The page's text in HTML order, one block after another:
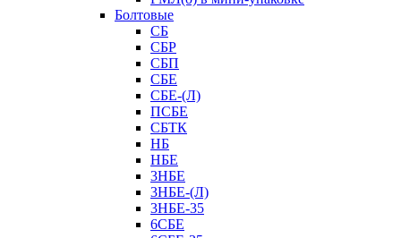
Болтовые
СБ
СБР
СБП
СБЕ
СБЕ-(Л)
ПСБЕ
СБТК
НБ
НБЕ
3НБЕ
3НБЕ-(Л)
3НБЕ-35
6СБЕ